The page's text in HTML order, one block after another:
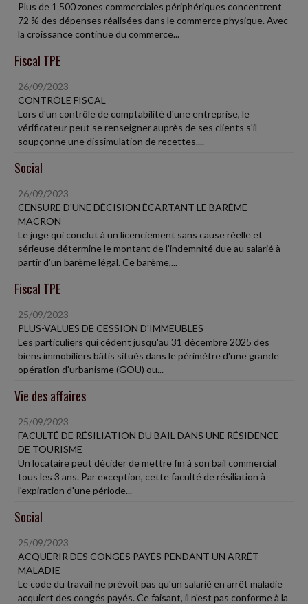
Plus de 1 500 zones commerciales périphériques concentrent
72 % des dépenses réalisées dans le commerce physique. Avec
la croissance continue du commerce...
Fiscal TPE
26/09/2023
CONTRÔLE FISCAL
Lors d'un contrôle de comptabilité d'une entreprise, le
vérificateur peut se renseigner auprès de ses clients s'il
soupçonne une dissimulation de recettes....
Social
26/09/2023
CENSURE D'UNE DÉCISION ÉCARTANT LE BARÈME
MACRON
Le juge qui conclut à un licenciement sans cause réelle et
sérieuse détermine le montant de l'indemnité due au salarié à
partir d'un barème légal. Ce barème,...
Fiscal TPE
25/09/2023
PLUS-VALUES DE CESSION D'IMMEUBLES
Les particuliers qui cèdent jusqu'au 31 décembre 2025 des
biens immobiliers bâtis situés dans le périmètre d'une grande
opération d'urbanisme (GOU) ou...
Vie des affaires
25/09/2023
FACULTÉ DE RÉSILIATION DU BAIL DANS UNE RÉSIDENCE
DE TOURISME
Un locataire peut décider de mettre fin à son bail commercial
tous les 3 ans. Par exception, cette faculté de résiliation à
l'expiration d'une période...
Social
25/09/2023
ACQUÉRIR DES CONGÉS PAYÉS PENDANT UN ARRÊT
MALADIE
Le code du travail ne prévoit pas qu'un salarié en arrêt maladie
acquiert des congés payés. Ce faisant, il n'est pas conforme à la